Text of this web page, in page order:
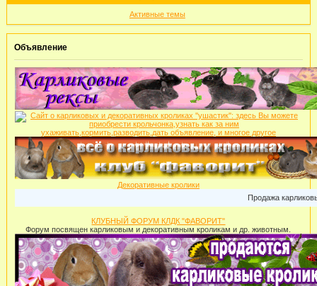
Активные темы
Объявление
Декоративные кролики
Продажа карликовых
КЛУБНЫЙ ФОРУМ КЛДК "ФАВОРИТ"
Форум посвящен карликовым и декоративным кроликам и др. животным.